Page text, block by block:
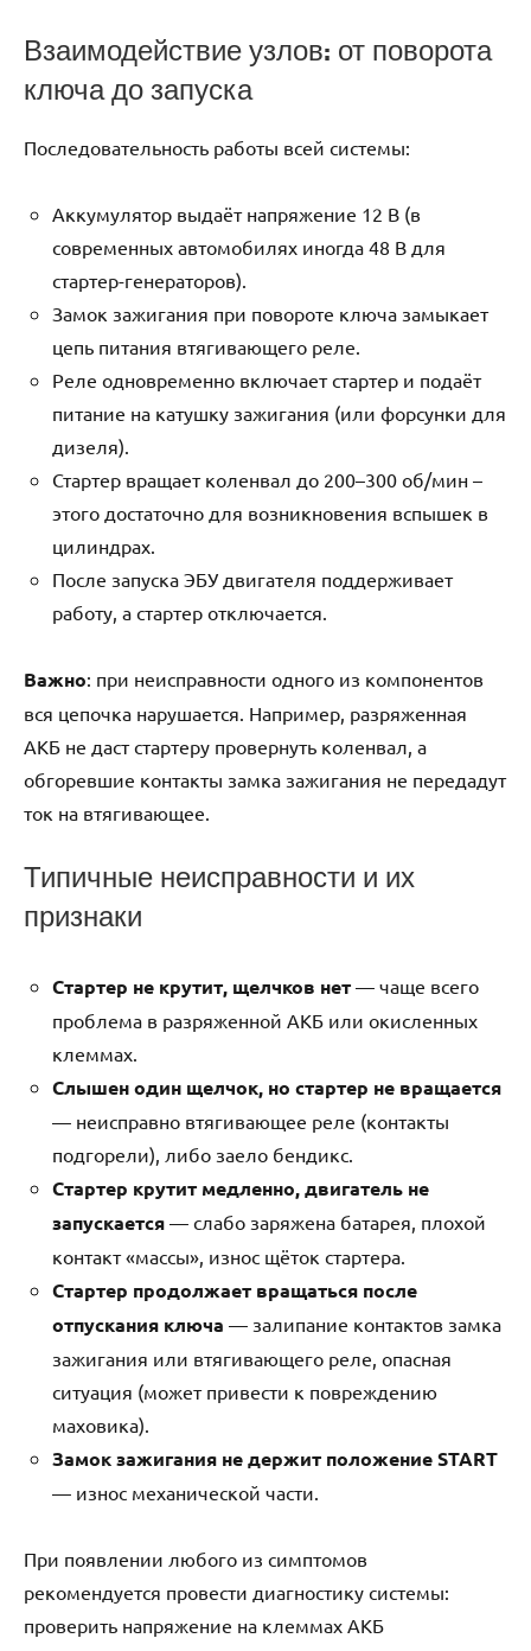
Взаимодействие узлов: от поворота
ключа до запуска
Последовательность работы всей системы:
Аккумулятор выдаёт напряжение 12 В (в
современных автомобилях иногда 48 В для
стартер-генераторов).
Замок зажигания при повороте ключа замыкает
цепь питания втягивающего реле.
Реле одновременно включает стартер и подаёт
питание на катушку зажигания (или форсунки для
дизеля).
Стартер вращает коленвал до 200–300 об/мин –
этого достаточно для возникновения вспышек в
цилиндрах.
После запуска ЭБУ двигателя поддерживает
работу, а стартер отключается.
Важно: при неисправности одного из компонентов
вся цепочка нарушается. Например, разряженная
АКБ не даст стартеру провернуть коленвал, а
обгоревшие контакты замка зажигания не передадут
ток на втягивающее.
Типичные неисправности и их
признаки
Стартер не крутит, щелчков нет — чаще всего
проблема в разряженной АКБ или окисленных
клеммах.
Слышен один щелчок, но стартер не вращается
— неисправно втягивающее реле (контакты
подгорели), либо заело бендикс.
Стартер крутит медленно, двигатель не
запускается — слабо заряжена батарея, плохой
контакт «массы», износ щёток стартера.
Стартер продолжает вращаться после
отпускания ключа — залипание контактов замка
зажигания или втягивающего реле, опасная
ситуация (может привести к повреждению
маховика).
Замок зажигания не держит положение START
— износ механической части.
При появлении любого из симптомов
рекомендуется провести диагностику системы:
проверить напряжение на клеммах АКБ